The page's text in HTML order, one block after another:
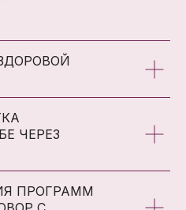
ЧЕРЕЗ
ПРОГРАММ